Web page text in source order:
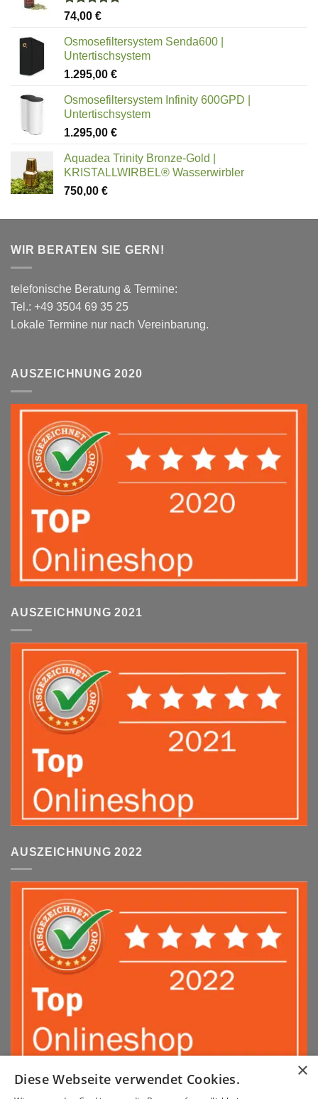
Bewertet
von 5
74,00 €
Osmosefiltersystem Senda600 |
Untertischsystem
1.295,00 €
Osmosefiltersystem Infinity 600GPD |
Untertischsystem
1.295,00 €
Aquadea Trinity Bronze-Gold |
KRISTALLWIRBEL® Wasserwirbler
750,00 €
WIR BERATEN SIE GERN!
telefonische Beratung & Termine:
Tel.: +49 3504 69 35 25
Lokale Termine nur nach Vereinbarung.
AUSZEICHNUNG 2020
AUSZEICHNUNG 2021
AUSZEICHNUNG 2022
×
Diese Webseite verwendet Cookies.